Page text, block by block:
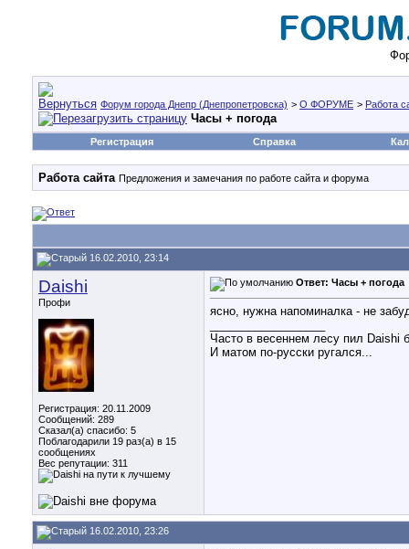
Форум города Днепр (Днепропетровска) > О ФОРУМЕ > Работа
Часы + погода
Регистрация Справка
Работа сайта Предложения и замечания по работе сайта и форума
16.02.2010, 23:14
Daishi
Профи
Регистрация: 20.11.2009
Сообщений: 289
Сказал(а) спасибо: 5
Поблагодарили 19 раз(а) в 15
сообщениях
Вес репутации: 311
Ответ: Часы + погода
ясно, нужна напоминалка - не
Часто в весеннем лесу пил Daishi
И матом по-русски ругался...
16.02.2010, 23:26